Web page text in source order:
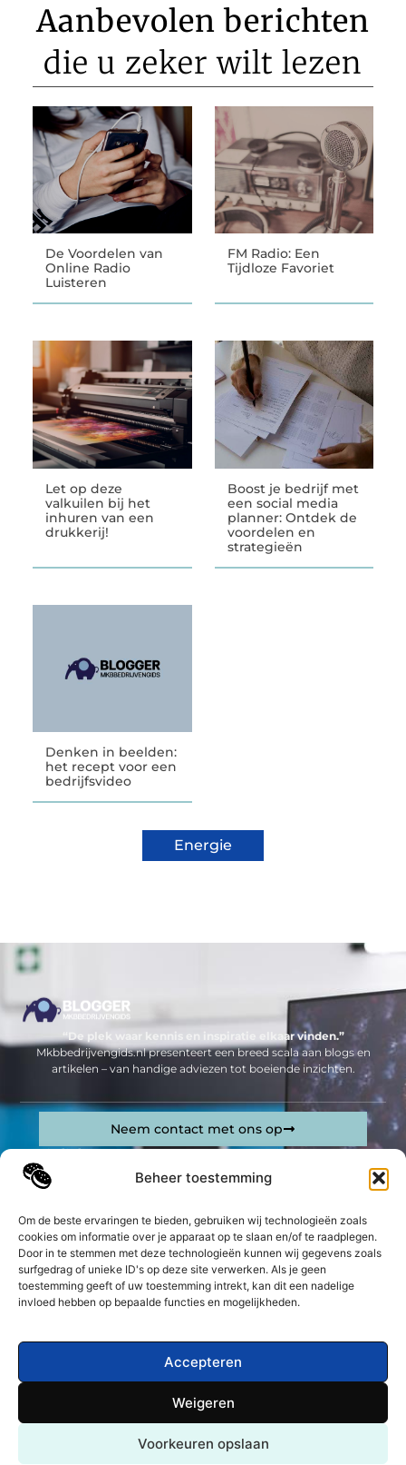
Beheer toestemming
Om de beste ervaringen te bieden, gebruiken wij technologieën zoals
cookies om informatie over je apparaat op te slaan en/of te raadplegen.
Door in te stemmen met deze technologieën kunnen wij gegevens zoals
surfgedrag of unieke ID's op deze site verwerken. Als je geen
toestemming geeft of uw toestemming intrekt, kan dit een nadelige
invloed hebben op bepaalde functies en mogelijkheden.
Accepteren
Weigeren
Voorkeuren opslaan
Top
Aanbevolen berichten
die u zeker wilt lezen
De Voordelen van
Online Radio
Luisteren
FM Radio: Een
Tijdloze Favoriet
Let op deze
valkuilen bij het
inhuren van een
drukkerij!
Boost je bedrijf met
een social media
planner: Ontdek de
voordelen en
strategieën
Denken in beelden:
het recept voor een
bedrijfsvideo
Energie
“De plek waar kennis en inspiratie elkaar vinden.”
Mkbbedrijvengids.nl presenteert een breed scala aan blogs en
artikelen – van handige adviezen tot boeiende inzichten.
Sitelinks
De best gelezen stukken op een rij
Volledig salaris tijdens omscholing naar de zorg
Jewel Software voor veilige winterwegen
Mondhygiënist in ’s Gravenzande
Een online marketingbureau is de echte partner van je
bedrijf
Bericht categorie
Neem contact met ons op